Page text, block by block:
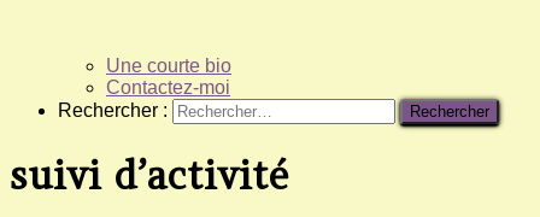
Une courte bio
Contactez-moi
Rechercher :
suivi d’activité